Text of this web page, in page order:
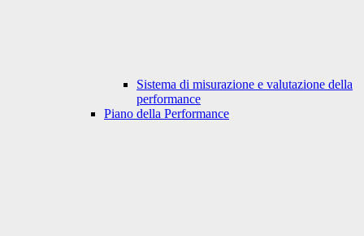
Sistema di misurazione e valutazione della
performance
Piano della Performance